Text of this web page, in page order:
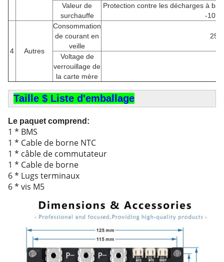
Valeur de
surchauffe
Protection contre les décharges à
-
4 Autres
Consommation
de courant en
veille
25
Voltage de
verrouillage de
la carte mère
Taille $ Liste d'emballage
Le paquet comprend:
1 * BMS
1 * Cable de borne NTC
1 * câble de commutateur
1 * Cable de borne
6 * Lugs terminaux
6 * vis M5